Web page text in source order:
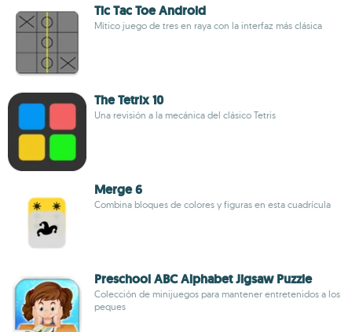
Tic Tac Toe Android
Mítico juego de tres en raya con la interfaz más clásica
The Tetrix 10
Una revisión a la mecánica del clásico Tetris
Merge 6
Combina bloques de colores y figuras en esta cuadrícula
Preschool ABC Alphabet Jigsaw Puzzle
Colección de minijuegos para mantener entretenidos a los
peques